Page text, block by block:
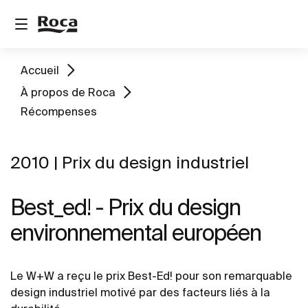
Accueil
À propos de Roca
Récompenses
2010 | Prix du design industriel
Best_ed! - Prix du design
environnemental européen
Le W+W a reçu le prix Best-Ed! pour son remarquable
design industriel motivé par des facteurs liés à la